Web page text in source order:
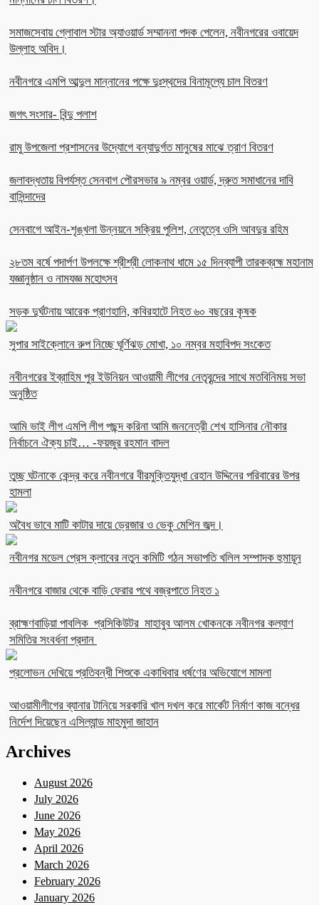
সমাজসেবায় গ্লোবাল স্টার অ্যাওয়ার্ড সম্মাননা পদক পেলেন, নবীনগরের ওবায়েদ
উল্লাহ অবিদ।
নবীনগরে এমপি আব্দুল মান্নানের পক্ষে দুঃস্থদের বিনামূল্যে চাল বিতরণ
জগৎ সংসার- বিন্দু পলাশ
রামু উপজেলা প্রশাসনের উদ্যোগে বন্যাদুর্গত মানুষের মাঝে ত্রাণ বিতরণ
জলাবদ্ধতায় বিপর্যস্ত সেনবাগ পৌরসভার ৯ নম্বর ওয়ার্ড, দ্রুত সমাধানের দাবি
বাসিন্দাদের
সেনবাগে আইন-শৃঙ্খলা উন্নয়নে সক্রিয় পুলিশ, নেতৃত্বে ওসি আবদুর রহিম
২৮তম বর্ষে পদার্পণ উপলক্ষে শ্রীশ্রী লোকনাথ ধামে ১৫ দিনব্যাপী তারকব্রহ্ম মহানাম
যজ্ঞানুষ্ঠান ও নামযজ্ঞ মহোৎসব
সড়ক দুর্ঘটনায় আরেক প্রাণহানি, কবিরহাটে নিহত ৬০ বছরের কৃষক
সুপার সাইক্লোনে রুপ নিচ্ছে ঘূর্ণিঝড় মোখা, ১০ নম্বর মহাবিপদ সংকেত
নবীনগরের ইব্রাহিম পুর ইউনিয়ন আওয়ামী লীগের নেতৃবৃন্দের সাথে মতবিনিময় সভা
অনুষ্ঠিত
আমি ভাই লীগ এমপি লীগ পছন্দ করিনা আমি জননেত্রী শেখ হাসিনার নৌকার
নির্বাচনে ঐক্য চাই… -ফয়জুর রহমান বাদল
তুচ্ছ ঘটনাকে কেন্দ্র করে নবীনগরে বীরমুক্তিযুদ্ধা রেহান উদ্দিনের পরিবারের উপর
হামলা
অবৈধ ভাবে মাটি কাটার দায়ে ড্রেজার ও ভেকু মেশিন জব্দ।
নবীনগর মডেল প্রেস ক্লাবের নতুন কমিটি গঠন সভাপতি খলিল সম্পাদক হুমায়ূন
নবীনগরে বাজার থেকে বাড়ি ফেরার পথে বজ্রপাতে নিহত ১
ব্রাহ্মণবাড়িয়া পাবলিক প্রসিকিউটর মাহাবুব আলম খোকনকে নবীনগর কল্যাণ
সমিতির সংবর্ধনা প্রদান
প্রলোভন দেখিয়ে প্রতিবন্ধী শিশুকে একাধিবার ধর্ষণের অভিযোগে মামলা
আওয়ামীলীগের ব্যানার টানিয়ে সরকারি খাল দখল করে মার্কেট নির্মাণ কাজ বন্ধের
নির্দেশ দিয়েছেন এসিল্যান্ড মাহমুদা জাহান
Archives
August 2026
July 2026
June 2026
May 2026
April 2026
March 2026
February 2026
January 2026